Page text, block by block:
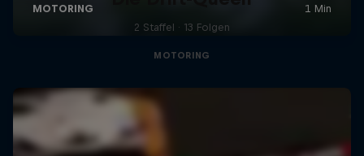
2 Staffel · 13 Folgen
MOTORING